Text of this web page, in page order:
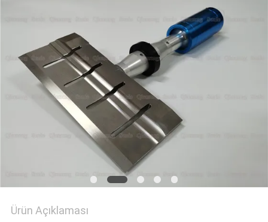
POLITIKASI
Ürün Açıklaması